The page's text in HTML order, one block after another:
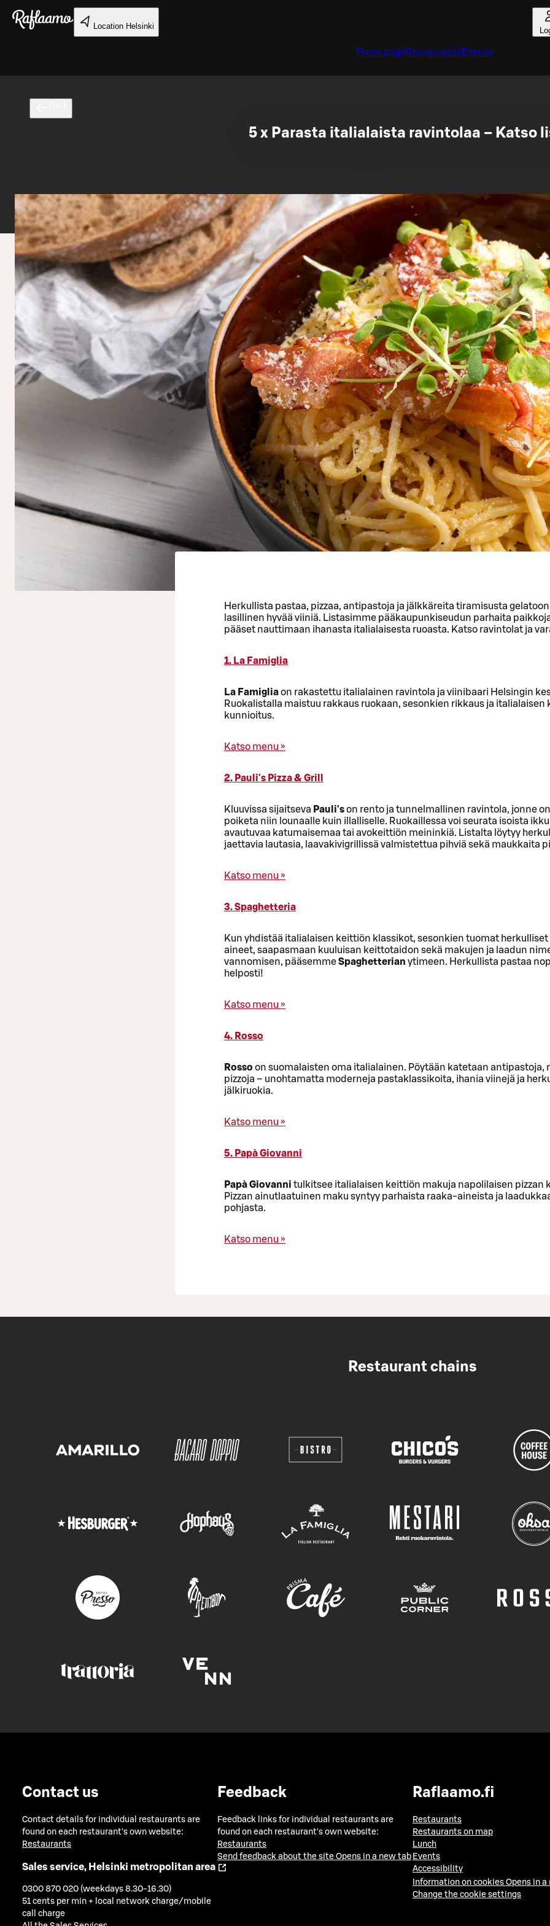
Skip to main content
Location Helsinki
Front pageRestaurantsEvents
5 x Parasta italialaista ravintolaa – Katso
Herkullista pastaa, pizzaa, antipastoja ja jälkkäreita tiramisusta
lasillinen hyvää viiniä. Listasimme pääkaupunkiseudun parhaita
pääset nauttimaan ihanasta italialaisesta ruoasta. Katso ravintolat ja
1. La Famiglia
La Famigliaon rakastettu italialainen ravintola ja viinibaari Helsingin
Ruokalistalla maistuu rakkaus ruokaan, sesonkien rikkaus ja italialaisen
kunnioitus.
Katso menu »
2. Pauli's Pizza & Grill
Kluuvissa sijaitseva Pauli'son rento ja tunnelmallinen ravintola, jonne
poiketa niin lounaalle kuin illalliselle. Ruokaillessa voi seurata isoista
avautuvaa katumaisemaa tai avokeittiön meininkiä. Listalta löytyy
jaettavia lautasia, laavakivigrillissä valmistettua pihviä sekä maukkaita
Katso menu »
3. Spaghetteria
Kun yhdistää italialaisen keittiön klassikot, sesonkien tuomat
aineet, saapasmaan kuuluisan keittotaidon sekä makujen ja laadun
vannomisen, pääsemmeSpaghetterian ytimeen. Herkullista pastaa
helposti!
Katso menu »
4. Rosso
Rosso on suomalaisten oma italialainen. Pöytään katetaan antipastoja,
pizzoja – unohtamatta moderneja pastaklassikoita, ihania viinejä ja
jälkiruokia.
Katso menu »
5. Papà Giovanni
Papà Giovanni tulkitsee italialaisen keittiön makuja napolilaisen pizzan
Pizzan ainutlaatuinen maku syntyy parhaista raaka-aineista ja
pohjasta.
Katso menu »
Restaurant chains
Contact us
Contact details for individual restaurants are
found on each restaurant's own website:
Restaurants
Sales service, Helsinki metropolitan area
0300 870 020 (weekdays 8.30-16.30)
51 cents per min + local network charge/mobile
call charge
Feedback
Feedback links for individual restaurants are
found on each restaurant's own website:
Restaurants
Send feedback about the site Opens in a new tab
Raflaamo.fi
Restaurants
Restaurants on map
Lunch
Events
Accessibility
Information on cookies Opens in
Change the cookie settings